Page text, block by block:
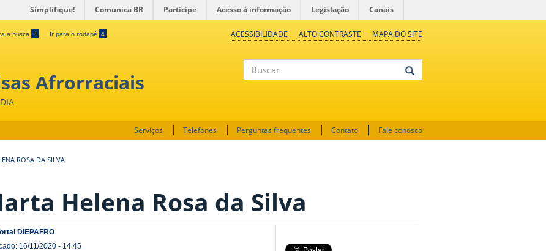
Simplifique! Comunica BR Participe Acesso à informação Legislação Canais
a busca 3 Ir para o rodapé 4 ACESSIBILIDADE ALTO CONTRASTE MAPA DO SITE
Afrorraciais
Serviços Telefones Perguntas frequentes Contato Fale conosco
ROSA DA SILVA
Helena Rosa da Silva
DIEPAFRO
16/11/2020 - 14:45